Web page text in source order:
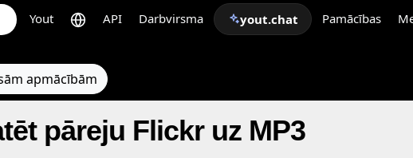
Yout API Darbvirsma yout.chat Pamācības
apmācībām
pāreju Flickr uz MP3